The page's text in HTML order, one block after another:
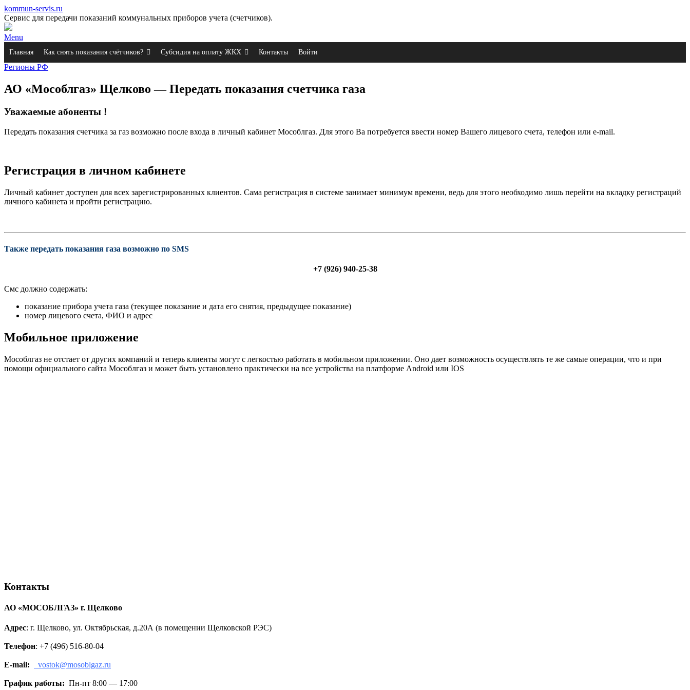
kommun-servis.ru
Сервис для передачи показаний коммунальных приборов учета (счетчиков).
Menu
Главная Как снять показания счётчиков? Субсидия на оплату ЖКХ Контакты Войти
Регионы РФ
АО «Мособлгаз» Щелково — Передать показания счетчика газа
Уважаемые абоненты !
Передать показания счетчика за газ возможно после входа в личный кабинет Мособлгаз. Для этого Ва потребуется ввести номер Вашего лицевого счета, телефон или e-mail.
Регистрация в личном кабинете
Личный кабинет доступен для всех зарегистрированных клиентов. Сама регистрация в системе занимает минимум времени, ведь для этого необходимо лишь перейти на вкладку регистраций
личного кабинета и пройти регистрацию.
Также передать показания газа возможно по SMS
+7 (926) 940-25-38
Смс должно содержать:
показание прибора учета газа (текущее показание и дата его снятия, предыдущее показание)
номер лицевого счета, ФИО и адрес
Мобильное приложение
Мособлгаз не отстает от других компаний и теперь клиенты могут с легкостью работать в мобильном приложении. Оно дает возможность осуществлять те же самые операции, что и при
помощи официального сайта Мособлгаз и может быть установлено практически на все устройства на платформе Android или IOS
Контакты
АО «МОСОБЛГАЗ» г. Щелково
Адрес: г. Щелково, ул. Октябрьская, д.20А (в помещении Щелковской РЭС)
Телефон: +7 (496) 516-80-04
E-mail: vostok@mosoblgaz.ru
График работы: Пн-пт 8:00 — 17:00